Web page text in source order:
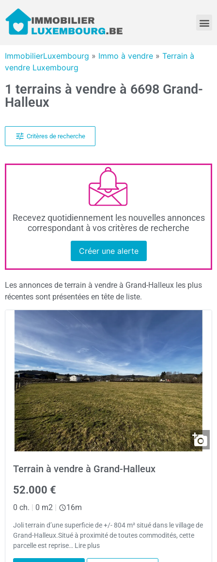
ImmobilierLuxembourg » Immo à vendre » Terrain à
vendre Luxembourg
1 terrains à vendre à 6698 Grand-
Halleux
Critères de recherche
Recevez quotidiennement les nouvelles annonces
correspondant à vos critères de recherche
Créer une alerte
Les annonces de terrain à vendre à Grand-Halleux les plus
récentes sont présentées en tête de liste.
Terrain à vendre à Grand-Halleux
52.000 €
0 ch. | 0 m2 | 16m
Joli terrain d’une superficie de +/- 804 m² situé dans le village de
Grand-Halleux.Situé à proximité de toutes commodités, cette
parcelle est reprise… Lire plus